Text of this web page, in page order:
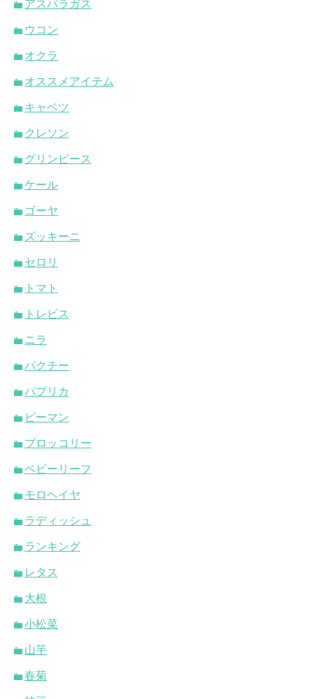
アスパラガス
ウコン
オクラ
オススメアイテム
キャベツ
クレソン
グリンピース
ケール
ゴーヤ
ズッキーニ
セロリ
トマト
トレビス
ニラ
パクチー
パプリカ
ピーマン
ブロッコリー
ベビーリーフ
モロヘイヤ
ラディッシュ
ランキング
レタス
大根
小松菜
山芋
春菊